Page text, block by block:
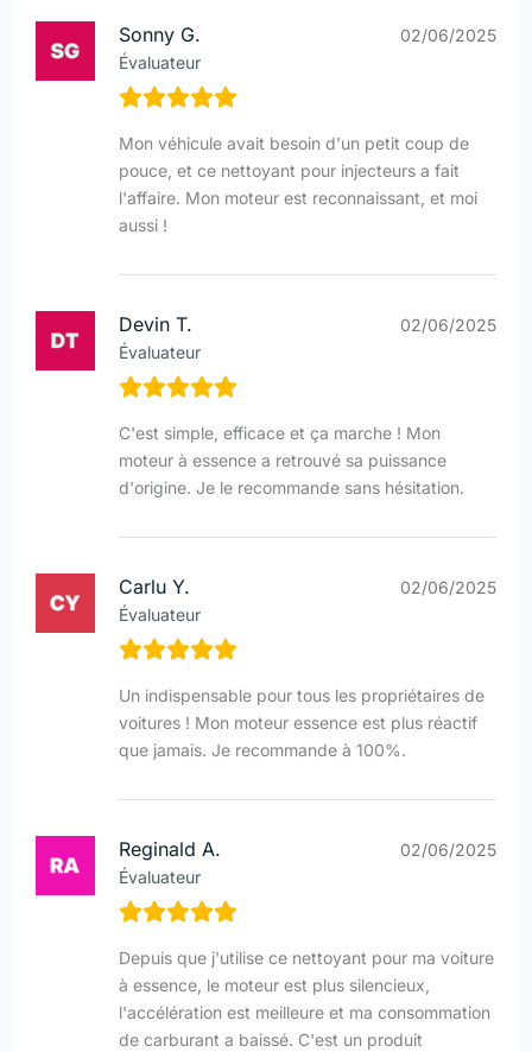
Sonny G.
Évaluateur
02/06/2025
Mon véhicule avait besoin d'un petit coup de
pouce, et ce nettoyant pour injecteurs a fait
l'affaire. Mon moteur est reconnaissant, et moi
aussi !
Devin T.
Évaluateur
02/06/2025
C'est simple, efficace et ça marche ! Mon
moteur à essence a retrouvé sa puissance
d'origine. Je le recommande sans hésitation.
Carlu Y.
Évaluateur
02/06/2025
Un indispensable pour tous les propriétaires de
voitures ! Mon moteur essence est plus réactif
que jamais. Je recommande à 100%.
Reginald A.
Évaluateur
02/06/2025
Depuis que j'utilise ce nettoyant pour ma voiture
à essence, le moteur est plus silencieux,
l'accélération est meilleure et ma consommation
de carburant a baissé. C'est un produit